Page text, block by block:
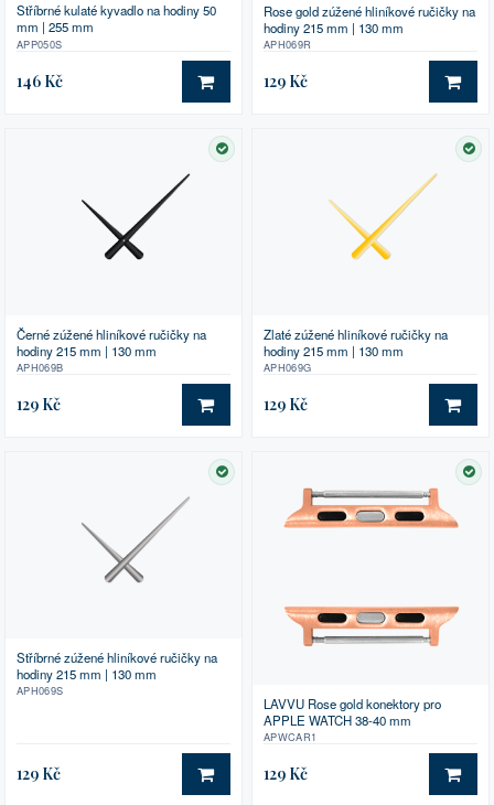
Stříbrné kulaté kyvadlo na hodiny 50
mm | 255 mm
APP050S
146 Kč DO KOŠÍKU
Rose gold zúžené hliníkové ručičky na
hodiny 215 mm | 130 mm
APH069R
129 Kč DO
SKLADEM
Černé zúžené hliníkové ručičky na
hodiny 215 mm | 130 mm
APH069B
129 Kč DO KOŠÍKU
Zlaté zúžené hliníkové ručičky na
hodiny 215 mm | 130 mm
APH069G
129 Kč DO
SKLADEM
Stříbrné zúžené hliníkové ručičky na
hodiny 215 mm | 130 mm
APH069S
129 Kč DO KOŠÍKU
LAVVU Rose gold konektory pro
APPLE WATCH 38-40 mm
APWCAR1
129 Kč DO